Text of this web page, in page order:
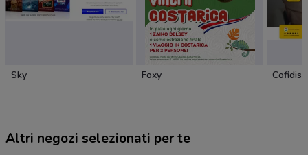
Sky Foxy Cofidis
Altri negozi selezionati per te